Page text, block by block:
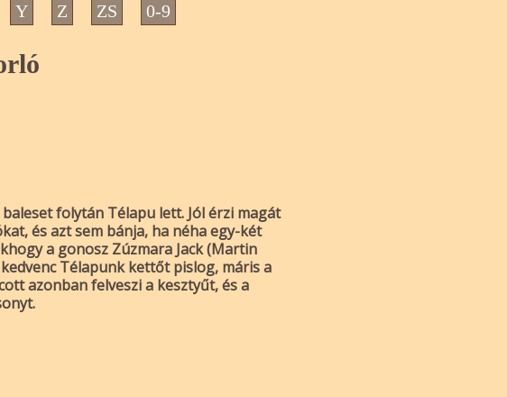
Y Z ZS 0-9
folytán Télapu lett. Jól érzi magát
és azt sem bánja, ha néha egy-két
a gonosz Zúzmara Jack (Martin
Télapunk kettőt pislog, máris a
azonban felveszi a kesztyűt, és a